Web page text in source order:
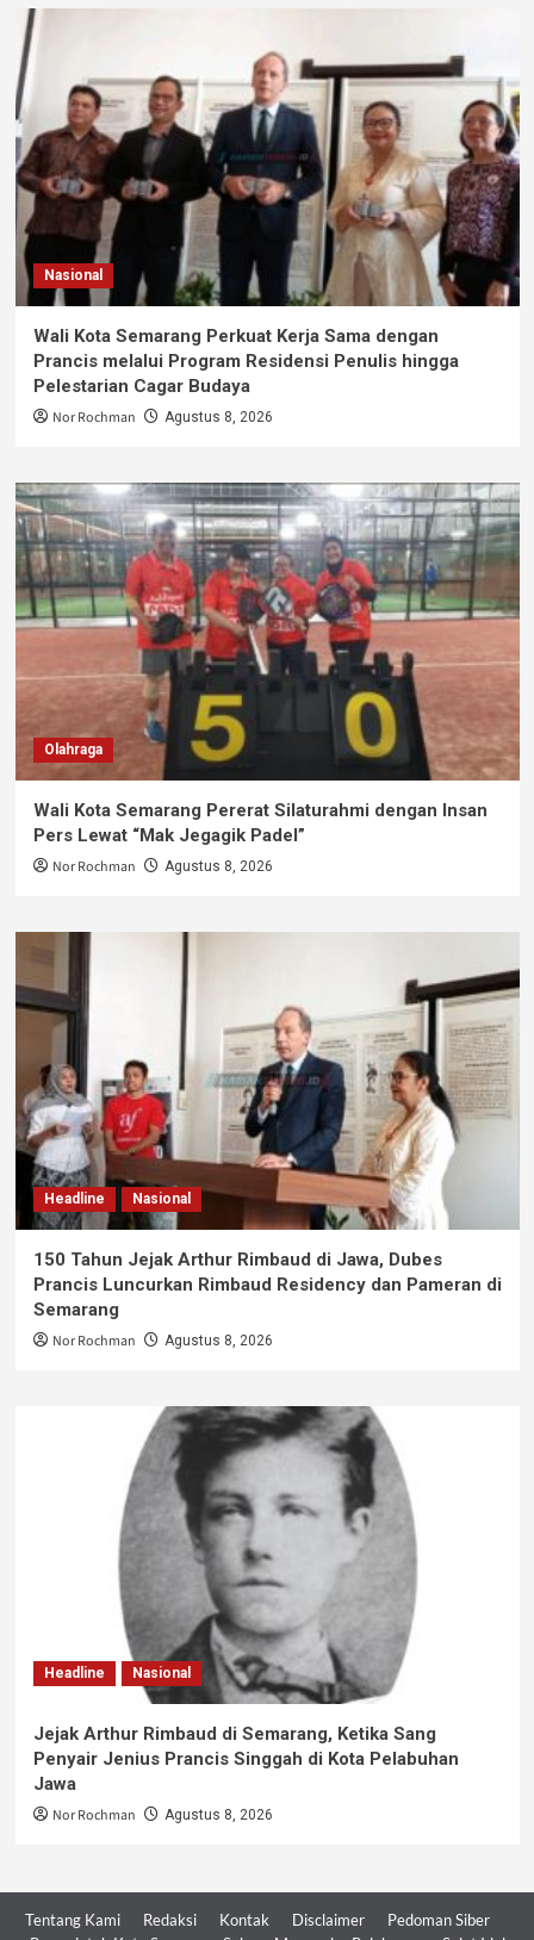
Nasional
Wali Kota Semarang Perkuat Kerja Sama dengan
Prancis melalui Program Residensi Penulis hingga
Pelestarian Cagar Budaya
Nor Rochman Agustus 8, 2026
Olahraga
Wali Kota Semarang Pererat Silaturahmi dengan Insan
Pers Lewat “Mak Jegagik Padel”
Nor Rochman Agustus 8, 2026
Headline Nasional
150 Tahun Jejak Arthur Rimbaud di Jawa, Dubes
Prancis Luncurkan Rimbaud Residency dan Pameran di
Semarang
Nor Rochman Agustus 8, 2026
Headline Nasional
Jejak Arthur Rimbaud di Semarang, Ketika Sang
Penyair Jenius Prancis Singgah di Kota Pelabuhan
Jawa
Nor Rochman Agustus 8, 2026
Tentang Kami Redaksi Kontak Disclaimer
Pedoman Siber